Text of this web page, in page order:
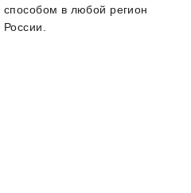
способом в любой регион
России.